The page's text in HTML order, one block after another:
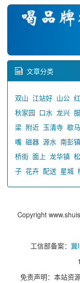
文章分类
双山 江站好 山公
秋家园 口水 龙兴
梁 附近 玉清寺 歇马
嘴 磁器 源水 南彭镇
桥街 面上 龙华镇
子 花卉 配送 星城
Copyright
工信部备案： 冀
免责声明：本站资